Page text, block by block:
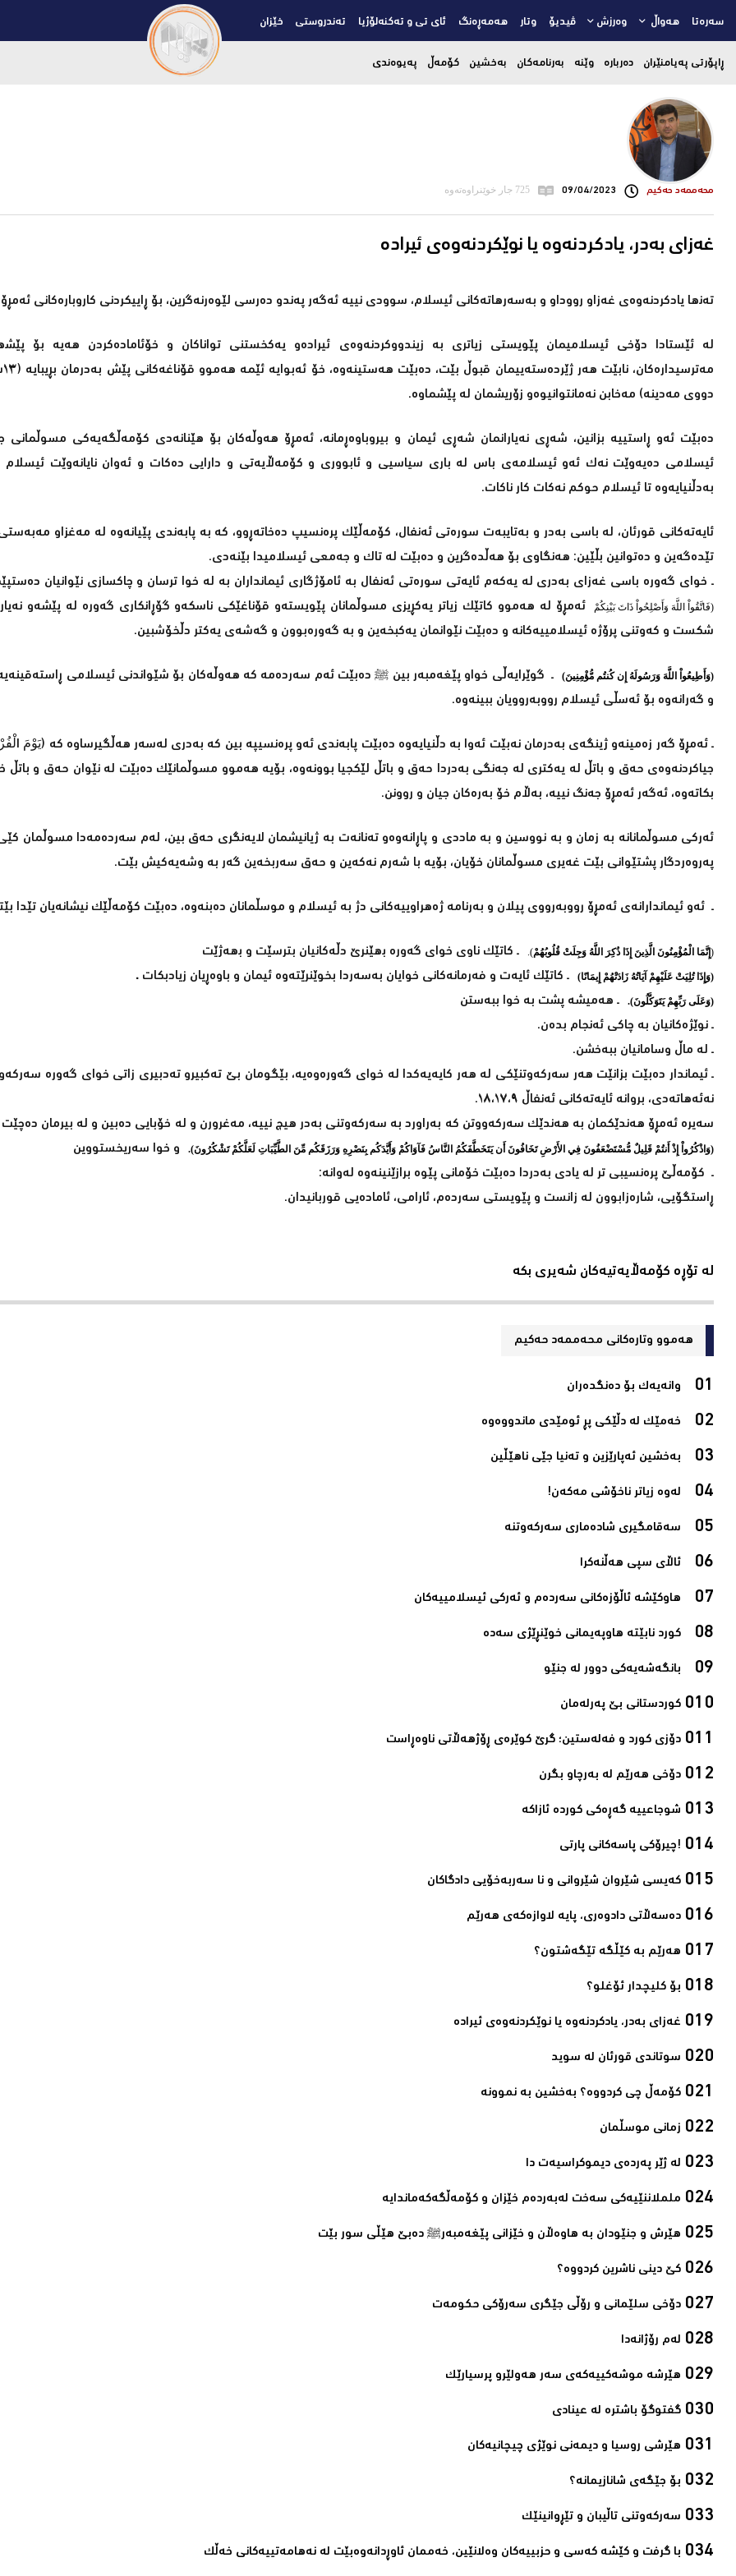
سەرەتا هەواڵ وەرزش ڤیدیۆ وتار هەمەڕەنگ ئای تی و تەکنەلۆژیا تەندروستی خێزان
ڕاپۆرتی پەیامنێران دەربارە وێنە بەرنامەکان بەخشین کۆمەڵ پەیوەندی
محه‌ممه‌د حه‌كیم 09/04/2023 725 جار خوێنراوەتەوە
غەزای بەدر، یادکردنەوە یا نوێکردنەوەی ئیرادە
تەنھا یادکردنەوەی غەزاو رووداو و بەسەرھاتەکانی ئیسلام، سوودی نییە ئەگەر پەندو دەرسی لێوەرنەگرین، بۆ ڕاییکردنی کاروبارەکانی
لە ئێستادا دۆخی ئیسلامیمان پێویستی زیاتری بە زیندووکردنەوەی ئیرادەو یەکخستنی تواناکان و خۆئامادەکردن ھەیە بۆ
دووی مەدینە) مەخابن نەمانتوانیوەو زۆریشمان لە پێشماوە.
دەبێت ئەو ڕاستییە بزانین، شەڕی نەیارانمان شەڕی ئیمان و بیروباوەڕمانە، ئەمڕۆ ھەوڵەکان بۆ ھێنانەدی کۆمەڵگەیەکی مسوڵمانی
ئیسلامی دەیەوێت نەک ئەو ئیسلامەی باس لە باری سیاسیی و ئابووری و کۆمەڵایەتی و دارایی دەکات و ئەوان نایانەوێت
بەدڵنیایەوە تا ئیسلام حوکم نەکات کار ناکات.
ئایەتەکانی قورئان، لە باسی بەدر و بەتایبەت سورەتی ئەنفال، کۆمەڵێک پرەنسیپ دەخاتەڕوو، کە بە پابەندی پێیانەوە لە مەغزاو
تێدەگەین و دەتوانین بڵێین: ھەنگاوی بۆ ھەڵدەگرین و دەبێت لە تاک و جەمعی ئیسلامیدا بێنەدی.
ـ خوای گەورە باسی غەزای بەدری لە یەکەم ئایەتی سورەتی ئەنفال بە ئامۆژگاری ئیمانداران بە لە خوا ترسان و چاکسازی نێوانیان
(فَاتَّقُواْ اللَّهَ وَأَصْلِحُواْ ذَاتَ بَيْنِكُمْ
ئەمڕۆ لە ھەموو کاتێک زیاتر یەکڕیزی مسوڵمانان پێویستەو قۆناغێکی ناسکەو گۆڕانکاری گەورە لە پێشەو
شکست و کەوتنی پرۆژە ئیسلامییەکانە و دەبێت نێوانمان یەکبخەین و بە گەورەبوون و گەشەی یەکتر دڵخۆشبین.
ـ گوێرایەڵی خواو پێغەمبەر بین ﷺ (وَأَطِيعُواْ اللَّهَ وَرَسُولَهُ إِن كُنتُم مُّؤْمِنِينَ)
دەبێت ئەم سەردەمە کە ھەوڵەکان بۆ شێواندنی ئیسلامی
و گەرانەوە بۆ ئەسڵی ئیسلام رووبەروویان ببینەوە.
ـ ئەمڕۆ گەر زەمینەو ژینگەی بەدرمان نەبێت ئەوا بە دڵنیایەوە دەبێت پابەندی ئەو پرەنسیپە بین کە بەدری لەسەر ھەڵگیرساوە کە [يَوْمَ
جیاكردنه‌وه‌ی حه‌ق و باتڵ له‌ یه‌كتری لە جه‌نگی به‌دردا حه‌ق و باتڵ لێكجیا بوونەوە، بۆیە ھەموو مسوڵمانێک دەبێت لە نێوان حەق و باتڵ
بکاتەوە، ئەگەر ئەمڕۆ جەنگ نییە، بەڵام خۆ بەرەکان جیان و روونن.
ئەرکی مسوڵمانانە بە زمان و بە نووسین و بە ماددی و پاڕانەوەو تەنانەت بە ژیانیشمان لایەنگری حەق بین، لەم سەردەمەدا مسوڵمان
پەروەردگار پشتێوانی بێت غەیری مسوڵمانان خۆیان، بۆیە با شەرم نەکەین و حەق سەربخەین گەر بە وشەیەکیش بێت.
ـ ئەو ئیماندارانەی ئەمڕۆ رووبەرووی پیلان و بەرنامە ژەھراوییەکانی دژ بە ئیسلام و موسڵمانان دەبنەوە، دەبێت کۆمەڵێک نیشانەیان تێدا
ـ کاتێک ناوی خوای گەورە بھێنرێ دڵەکانیان بترسێت و بھەژێت (إِنَّمَا الْمُؤْمِنُونَ الَّذِينَ إِذَا ذُكِرَ اللَّهُ وَجِلَتْ قُلُوبُهُمْ).
ـ کاتێک ئایەت و فەرمانەکانی خوایان بەسەردا بخوێنرێتەوە ئیمان و باوەڕیان زیادبکات (وَإِذَا تُلِيَتْ عَلَيْهِمْ آيَاتُهُ زَادَتْهُمْ إِيمَانًا)
.
ـ هەمیشە پشت بە خوا ببەستن
(وَعَلَى رَبِّهِمْ يَتَوَكَّلُونَ).
ـ نوێژەکانیان بە چاکی ئەنجام بدەن.
ـ لە ماڵ وسامانیان ببەخشن.
ـ ئیماندار دەبێت بزانێت ھەر سەرکەوتنێکی لە ھەر کایەیەکدا لە خوای گەورەوەیە، بێگومان بێ تەکبیرو تەدبیری زاتی خوای گەورە
نەئەهاتەدی، بروانە ئایەتەکانی ئەنفاڵ ١٨،١٧،٩.
سەیرە ئەمڕۆ ھەندێکمان بە ھەندێک سەرکەووتن کە بەراورد بە سەرکەوتنی بەدر ھیچ نییە، مەغرورن و لە خۆبایی دەبین و لە بیرمان دەچێت
و خوا سەریخستووین
(وَاذْكُرُواْ إِذْ أَنتُمْ قَلِيلٌ مُّسْتَضْعَفُونَ فِي الأَرْضِ تَخَافُونَ أَن يَتَخَطَّفَكُمُ النَّاسُ فَآوَاكُمْ وَأَيَّدَكُم بِنَصْرِهِ وَرَزَقَكُم مِّنَ الطَّيِّبَاتِ لَعَلَّكُمْ تَشْكُرُونَ).
ـ کۆمەڵێ پرەنسیبی تر لە یادی بەدردا دەبێت خۆمانی پێوە برازێنینەوە لەوانە:
ڕاستگۆیی، شارەزابوون لە زانست و پێویستی سەردەم، ئارامی، ئامادەیی قوربانیدان.
لە تۆڕە کۆمەڵایەتیەکان شەیری بکە
هەموو وتارەکانی محه‌ممه‌د حه‌كیم
وانەیەک بۆ دەنگدەران‌
خەمێک لە دڵێکی پڕ ئومێدی ماندووەوە‌
بەخشین ئەپارێزین و تەنیا جێی ناھێڵین‌
لەوە زیاتر ناخۆشی مەکەن!‌
سەقامگیری شادەماری سەرکەوتنە‌
ئاڵای سپی هەڵنەکرا‌
هاوکێشە ئاڵۆزەکانی سەردەم و ئەرکی ئیسلامیيەکان‌
کورد نابێتە هاوپەیمانی خوێنڕێژی سەدە‌
بانگەشەیەکی دوور لە جنێو‌
کوردستانی بێ پەرلەمان‌
دۆزی کورد و فەلەستین؛ گرێ کوێرەی ڕۆژھەڵاتی ناوەڕاست‌
دۆخی هەرێم لە بەرچاو بگرن‌
شوجاعییە گەڕەکی کوردە ئازاکە‌
!چیرۆکی پاسەکانی پارتی‌
کەیسی شێروان شێروانی و نا سەربەخۆیی دادگاکان‌
دەسەڵاتی دادوەری، پایه‌ لاوازه‌كەی هه‌رێم‌
ھەرێم بە کێڵگە تێگەشتون؟‌
بۆ کلیچدار ئۆغلو؟‌
غەزای بەدر، یادکردنەوە یا نوێکردنەوەی ئیرادە‌
سوتاندى قورئان لە سوید‌
کۆمەڵ چی کردووە؟ بەخشین بە نموونە‌
زمانی موسڵمان‌
لە ژێر پەردەی دیموکراسیەت دا‌
ململاننێیەكی سەخت لەبەردەم خێزان و كۆمەڵگەكەماندایە‌
ھێرش و جنێودان بە ھاوەڵان و خێزانی پێغەمبەرﷺ دەبێ ھێڵی سور بێت‌
کێ دینی ناشرین کردووە؟ ‌
دۆخی سلێمانی و رۆڵی جێگری سەرۆکی حکومەت‌
لەم رۆژانەدا ‌
هێرشە موشەکییەکەی سەر هەولێرو پرسیارێک‌
گفتوگۆ باشترە لە عینادی‌
ھێرشی روسیا و دیمەنی نوێژی چیچانیەکان‌
بۆ جێگەی شانازیمانە؟‌
سەرکەوتنی تاڵیبان و تێڕوانینێک‌
با گرفت و كێشه‌ كه‌سی و حزبییه‌كان وه‌لانێین، خه‌ممان ئاوڕدانه‌وه‌بێت له‌ نه‌هامه‌تییه‌كانی خه‌ڵك‌